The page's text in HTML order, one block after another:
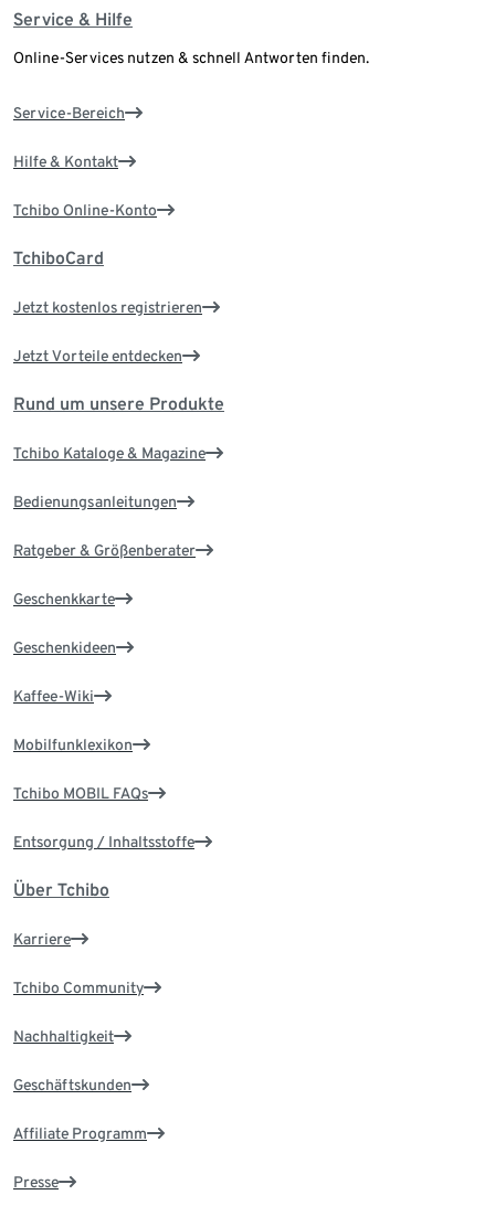
Service & Hilfe
Online-Services nutzen & schnell Antworten finden.
Service-Bereich
Hilfe & Kontakt
Tchibo Online-Konto
TchiboCard
Jetzt kostenlos registrieren
Jetzt Vorteile entdecken
Rund um unsere Produkte
Tchibo Kataloge & Magazine
Bedienungsanleitungen
Ratgeber & Größenberater
Geschenkkarte
Geschenkideen
Kaffee-Wiki
Mobilfunklexikon
Tchibo MOBIL FAQs
Entsorgung / Inhaltsstoffe
Über Tchibo
Karriere
Tchibo Community
Nachhaltigkeit
Geschäftskunden
Affiliate Programm
Presse